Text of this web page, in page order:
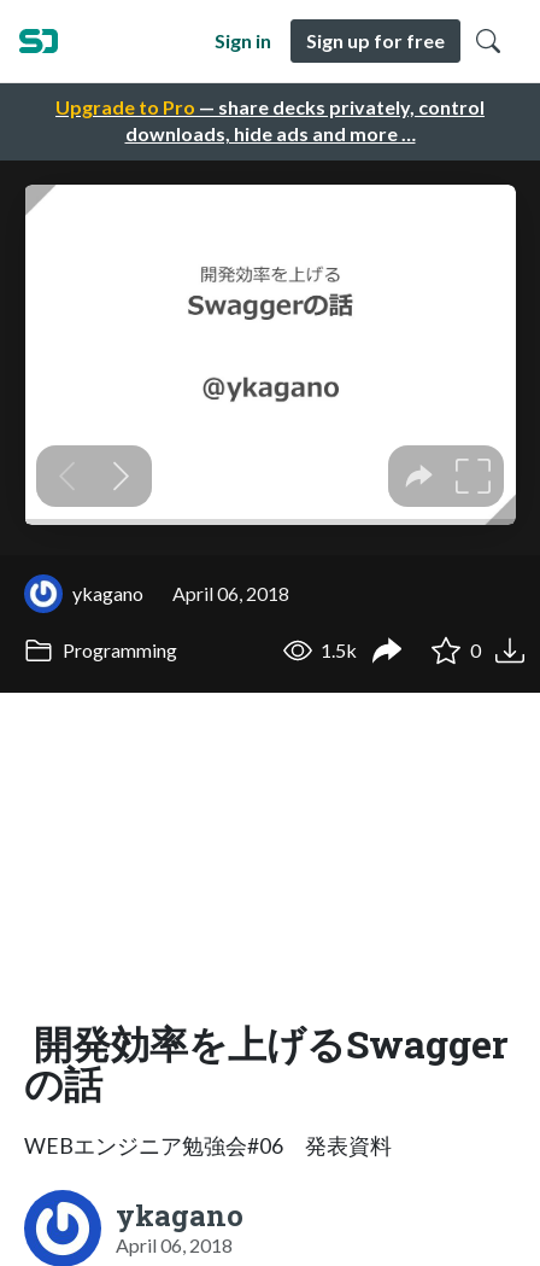
Upgrade to Pro — share decks privately, control
downloads, hide ads and more …
Sign in Sign up for free
ykagano April 06, 2018
Programming 1.5k 0
開発効率を上げるSwagger
の話
WEBエンジニア勉強会#06 発表資料
ykagano
April 06, 2018